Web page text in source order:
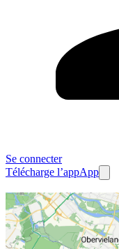
Se connecter
Télécharge l’appApp